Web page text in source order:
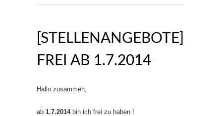
[STELLENANGEBOTE]
FREI AB 1.7.2014
Hallo zusammen,
ab 1.7.2014bin ich frei zu haben !